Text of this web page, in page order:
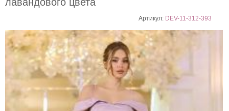
Артикул: DEV-11-312-393